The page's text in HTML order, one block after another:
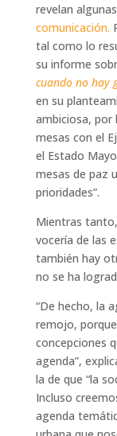
revelan algunas
comunicación.
tal como lo
su informe
cuando no hay
en su
ambiciosa, por
mesas con el
el Estado
mesas de paz
prioridades”.
Mientras
vocería de las
también hay
no se ha
“De hecho, la
remojo,
concepciones
agenda”,
la de que “la
Incluso
agenda